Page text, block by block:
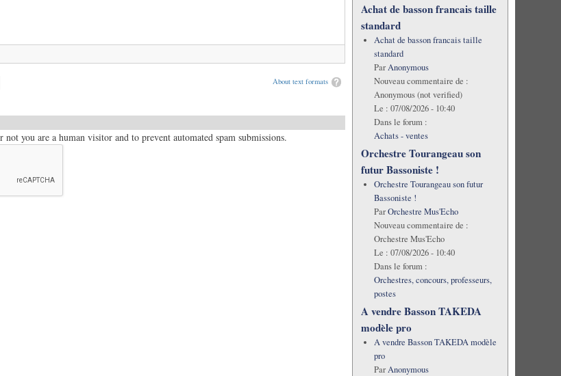
About text formats
you are a human visitor and to prevent automated spam submissions.
Achat de basson francais taille
standard
Achat de basson francais taille
standard
ParAnonymous
Nouveau commentaire de :
Anonymous (not verified)
Le : 07/08/2026 - 10:40
Dans le forum :
Achats - ventes
Orchestre Tourangeau son
futur Bassoniste !
Orchestre Tourangeau son futur
Bassoniste !
ParOrchestre Mus'Echo
Nouveau commentaire de :
Orchestre Mus'Echo
Le : 07/08/2026 - 10:40
Dans le forum :
Orchestres, concours, professeurs,
postes
A vendre Basson TAKEDA
modèle pro
A vendre Basson TAKEDA modèle
pro
ParAnonymous